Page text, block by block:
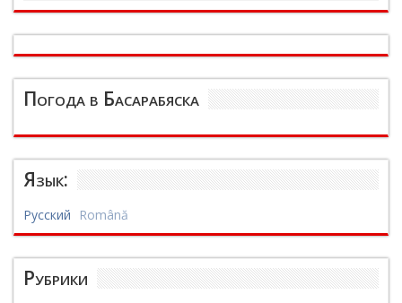
Погода в Басарабяска
Язык:
Русский Română
Рубрики